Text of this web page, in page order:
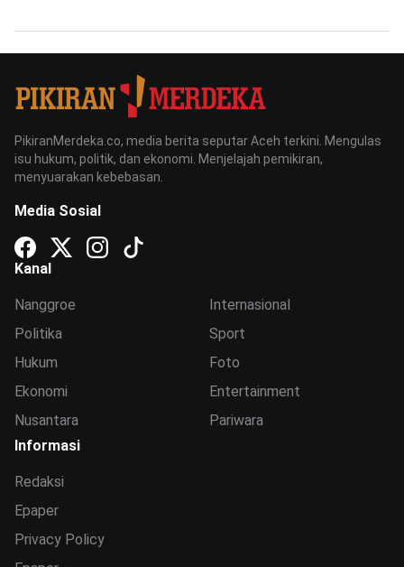
PikiranMerdeka.co, media berita seputar Aceh terkini. Mengulas
isu hukum, politik, dan ekonomi. Menjelajah pemikiran,
menyuarakan kebebasan.
Media Sosial
Kanal
Nanggroe
Politika
Hukum
Ekonomi
Nusantara
Internasional
Sport
Foto
Entertainment
Pariwara
Informasi
Redaksi
Epaper
Privacy Policy